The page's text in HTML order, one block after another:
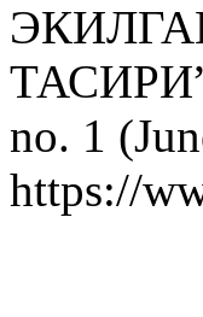
no. 1
https://